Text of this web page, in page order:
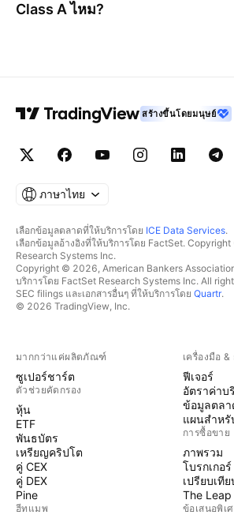
Class Aไหม?
สร้างขึ้นโดยมนุษย์
ภาษาไทย
เลือกข้อมูลตลาดที่ให้บริการโดย ICE Data Services.
เลือกข้อมูลอ้างอิงที่ให้บริการโดย FactSet.
Research Systems Inc.
Copyright © 2026, American Bankers
บริการโดย FactSet Research Systems Inc. All
SEC filings และเอกสารอื่นๆ ที่ให้บริการโดย Quartr.
© 2026 TradingView, Inc.
มากกว่าแค่ผลิตภัณฑ์
ซูเปอร์ชาร์ต
ตัวช่วยคัดกรอง
หุ้น
ETF
พันธบัตร
เหรียญคริปโต
คู่ CEX
คู่ DEX
Pine
ฮีทแมพ
เครื่องมือ
ฟีเจอร์
อัตราค่าบ
ข้อมูลตลา
แผนสำห
การซื้อขาย
ภาพรวม
โบรกเกอร์
เปรียบเที
The Leap
ข้อเสนอพิเ